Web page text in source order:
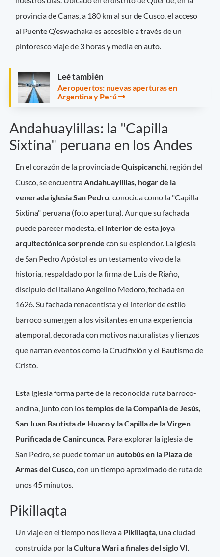
provincia de Canas, a 180 km al sur de Cusco, el acceso
al Puente Q’eswachaka es accesible a través de un
pintoresco viaje de 3 horas y media en auto.
Leé también
Aeropuertos: nuevas aperturas en
Argentina y Perú
Andahuaylillas: la "Capilla
Sixtina" peruana en los Andes
En el corazón de la provincia deQuispicanchi, región del
Cusco, se encuentraAndahuaylillas, hogar de la
venerada iglesia San Pedro, conocida como la "Capilla
Sixtina" peruana (foto apertura). Aunque su fachada
puede parecer modesta,el interior de esta joya
arquitectónica sorprende con su esplendor. La iglesia
de San Pedro Apóstol es un testamento vivo de la
historia, respaldado por la firma de Luis de Riaño,
discípulo del italiano Angelino Medoro, fechada en
1626. Su fachada renacentista y el interior de estilo
barroco sumergen a los visitantes en una experiencia
atemporal, decorada con motivos naturalistas y lienzos
que narran eventos como la Crucifixión y el Bautismo de
Cristo.
Esta iglesia forma parte de la reconocida ruta barroco-
andina, junto con lostemplos de la Compañía de Jesús,
San Juan Bautista de Huaro y la Capilla de la Virgen
Purificada de Canincunca. Para explorar la iglesia de
San Pedro, se puede tomar unautobús en la Plaza de
Armas del Cusco, con un tiempo aproximado de ruta de
unos 45 minutos.
Pikillaqta
Un viaje en el tiempo nos lleva a Pikillaqta , una ciudad
construida por laCultura Wari a finales del siglo VI